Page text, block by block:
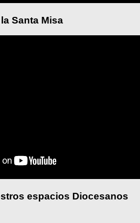
Santa Misa
espacios Diocesanos